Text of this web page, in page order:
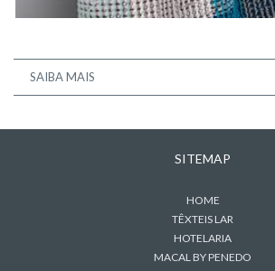
SAIBA MAIS
SITEMAP
HOME
TÊXTEIS LAR
HOTELARIA
MACAL BY PENEDO